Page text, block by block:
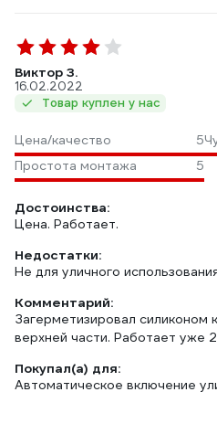
Виктор З.
16.02.2022
Товар куплен у нас
Цена/качество 5
Простота монтажа
5
Достоинства:
Цена. Работает.
Недостатки:
Не для уличного
Комментарий:
Загерметизировал силиконом
верхней части. Работает уже
Покупал(а) для:
Автоматическое включение